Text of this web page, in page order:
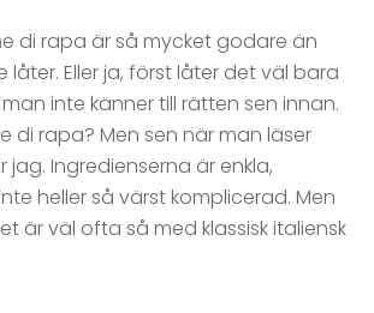
di rapa är så mycket godare än
låter. Eller ja, först låter det väl bara
inte känner till rätten sen innan.
di rapa? Men sen när man läser
Ingredienserna är enkla,
heller så värst komplicerad. Men
är väl ofta så med klassisk italiensk